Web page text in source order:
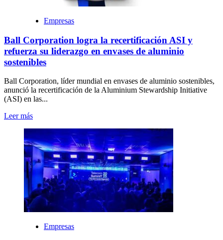
Empresas
Ball Corporation logra la recertificación ASI y
refuerza su liderazgo en envases de aluminio
sostenibles
Ball Corporation, líder mundial en envases de aluminio sostenibles,
anunció la recertificación de la Aluminium Stewardship Initiative
(ASI) en las...
Leer más
Empresas